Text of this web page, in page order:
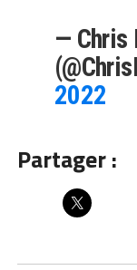
— Chris
2022
Partager :